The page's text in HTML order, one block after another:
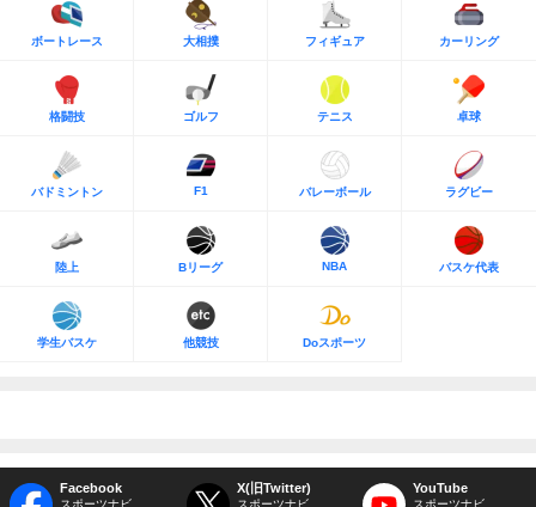
ボートレース 大相撲 フィギュア カーリング
格闘技 ゴルフ テニス 卓球
バドミントン F1 バレーボール ラグビー
陸上 Bリーグ NBA バスケ代表
学生バスケ 他競技 Doスポーツ
Facebook
スポーツナビ
X(旧Twitter)
スポーツナビ
YouTube
スポーツナビ